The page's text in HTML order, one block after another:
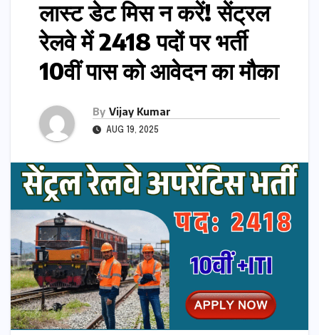
लास्ट डेट मिस न करें! सेंट्रल
रेलवे में 2418 पदों पर भर्ती
10वीं पास को आवेदन का मौका
By Vijay Kumar
AUG 19, 2025